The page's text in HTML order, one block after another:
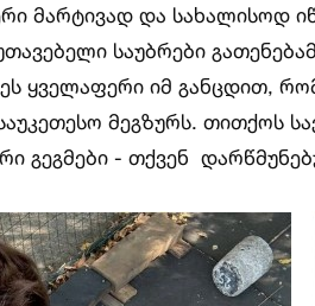
მარტივად და სახალისოდ
საუბრები
ყველაფერი იმ განცდით,
მეგზურს. თითქოს
გეგმები - თქვენ